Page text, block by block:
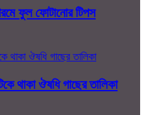
ফুল ফোটানোর টিপস
থাকা ঔষধি গাছের তালিকা